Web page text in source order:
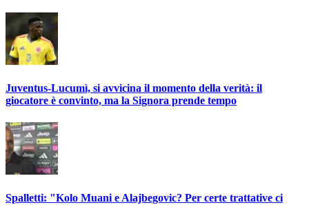
Juventus-Lucumì, si avvicina il momento della verità: il
giocatore è convinto, ma la Signora prende tempo
Spalletti: "Kolo Muani e Alajbegovic? Per certe trattative ci